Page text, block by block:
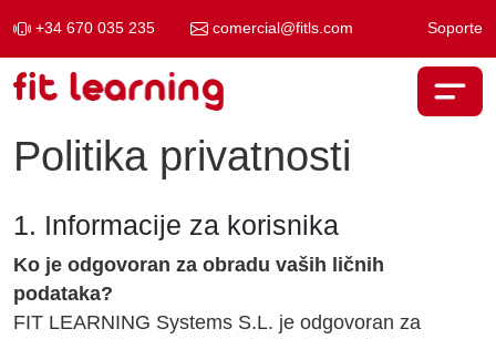
+34 670 035 235 comercial@fitls.com Soporte
Skip to content
Main Navigation
Politika privatnosti
1. Informacije za korisnika
Ko je odgovoran za obradu vaših ličnih
podataka?
FIT LEARNING Systems S.L. je odgovoran za